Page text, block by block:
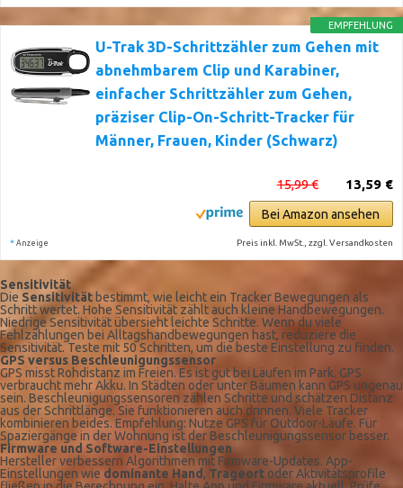
EMPFEHLUNG
U-Trak 3D-Schrittzähler zum Gehen mit
abnehmbarem Clip und Karabiner,
einfacher Schrittzähler zum Gehen,
präziser Clip-On-Schritt-Tracker für
Männer, Frauen, Kinder (Schwarz)
13,59 €
15,99 €
Bei Amazon ansehen
* Anzeige Preis inkl. MwSt., zzgl. Versandkosten
Sensitivität
Die Sensitivität bestimmt, wie leicht ein Tracker Bewegungen als
Schritt wertet. Hohe Sensitivität zählt auch kleine Handbewegungen.
Niedrige Sensitivität übersieht leichte Schritte. Wenn du viele
Fehlzählungen bei Alltagshandbewegungen hast, reduziere die
Sensitivität. Teste mit 50 Schritten, um die beste Einstellung zu finden.
GPS versus Beschleunigungssensor
GPS misst Rohdistanz im Freien. Es ist gut bei Läufen im Park. GPS
verbraucht mehr Akku. In Städten oder unter Bäumen kann GPS ungenau
sein. Beschleunigungssensoren zählen Schritte und schätzen Distanz
aus der Schrittlänge. Sie funktionieren auch drinnen. Viele Tracker
kombinieren beides. Empfehlung: Nutze GPS für Outdoor-Läufe. Für
Spaziergänge in der Wohnung ist der Beschleunigungssensor besser.
Firmware und Software-Einstellungen
Hersteller verbessern Algorithmen mit Firmware-Updates. App-
Einstellungen wie dominante Hand , Trageort oder Aktivitätsprofile